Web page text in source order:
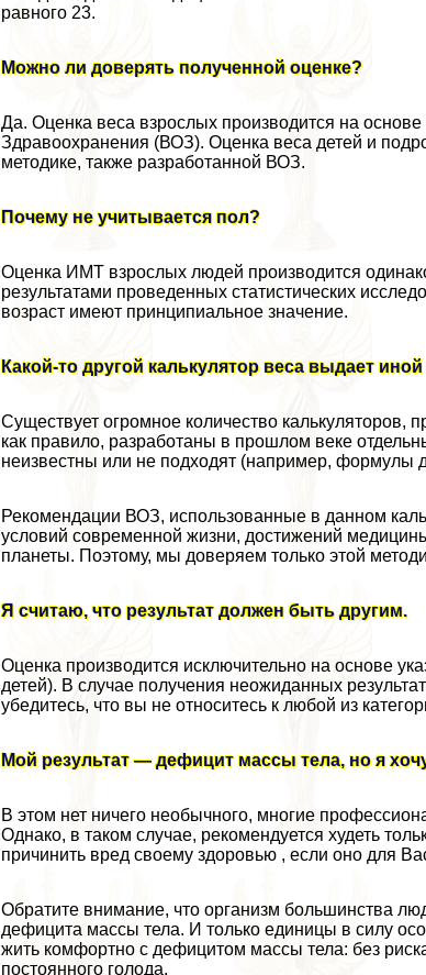
равного 23.
Можно ли доверять полученной оценке?
Да. Оценка веса взрослых производится на
Здравоохранения (ВОЗ). Оценка веса детей и
методике, также разработанной ВОЗ.
Почему не учитывается пол?
Оценка ИМТ взрослых людей производится
результатами проведенных статистических
возраст имеют принципиальное значение.
Какой-то другой калькулятор веса выдает
Существует огромное количество
как правило, разработаны в прошлом веке
неизвестны или не подходят (например, формулы
Рекомендации ВОЗ, использованные в данном
условий современной жизни, достижений
планеты. Поэтому, мы доверяем только этой
Я считаю, что результат должен быть другим.
Оценка производится исключительно на основе
детей). В случае получения неожиданных
убедитесь, что вы не относитесь к любой из
Мой результат — дефицит массы тела, но я
В этом нет ничего необычного, многие
Однако, в таком случае, рекомендуется худеть
причинить вред своему здоровью , если оно для
Обратите внимание, что организм большинства
дефицита массы тела. И только единицы в силу
жить комфортно с дефицитом массы тела: без
постоянного голода.